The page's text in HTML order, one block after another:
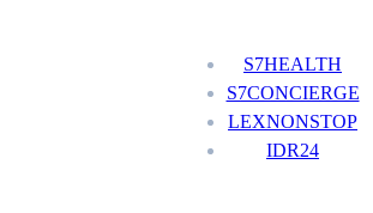
S7HEALTH
S7CONCIERGE
LEXNONSTOP
IDR24